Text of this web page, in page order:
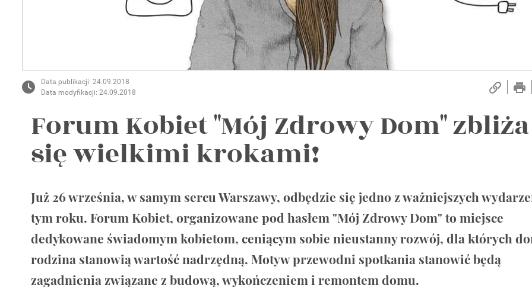
Wellnes
Data publikacji: 24.09.2018
Data modyfikacji: 24.09.2018
Forum Kobiet "Mój Zdrowy Dom" zbliża
się wielkimi krokami!
Już 26 września, w samym sercu Warszawy, odbędzie się jedno z ważniejszych
tym roku. Forum Kobiet, organizowane pod hasłem "Mój Zdrowy Dom" to miejsce
dedykowane świadomym kobietom, ceniącym sobie nieustanny rozwój, dla których
rodzina stanowią wartość nadrzędną. Motyw przewodni spotkania stanowić będą
zagadnienia związane z budową, wykończeniem i remontem domu.